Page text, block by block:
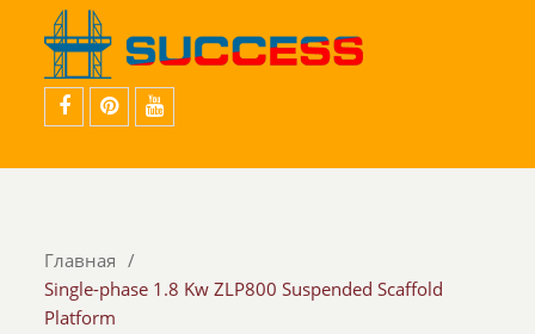
Главная
Single-phase 1.8 Kw ZLP800 Suspended Scaffold
Platform